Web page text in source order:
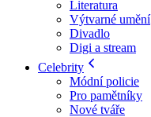
Literatura
Výtvarné umění
Divadlo
Digi a stream
Celebrity
Módní policie
Pro pamětníky
Nové tváře